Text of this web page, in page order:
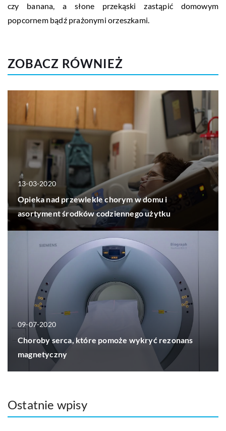
czy banana, a słone przekąski zastąpić domowym
popcornem bądź prażonymi orzeszkami.
ZOBACZ RÓWNIEŻ
13-03-2020
Opieka nad przewlekle chorym w domu i
asortyment środków codziennego użytku
09-07-2020
Choroby serca, które pomoże wykryć rezonans
magnetyczny
Ostatnie wpisy